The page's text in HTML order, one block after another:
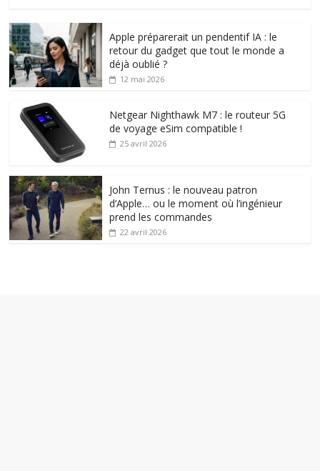
Apple préparerait un pendentif IA : le
retour du gadget que tout le monde a
déjà oublié ?
12 mai 2026
Netgear Nighthawk M7 : le routeur 5G
de voyage eSim compatible !
25 avril 2026
John Ternus : le nouveau patron
d’Apple… ou le moment où l’ingénieur
prend les commandes
22 avril 2026